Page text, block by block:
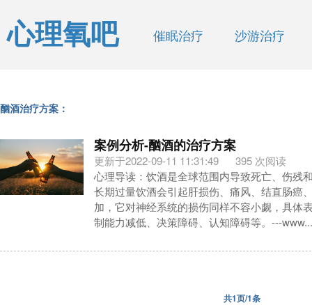
心理氧吧 催眠治疗 沙游治疗
酗酒治疗方案：
案例分析-酗酒的治疗方案
更新于2022-09-11 11:31:49
395 次阅读
心理导读：饮酒是全球范围内导致死亡、伤残
长期过量饮酒会引起肝损伤、痛风、结直肠癌
加，它对神经系统的损伤同样不容小觑，具体
制能力减低、决策障碍、认知障碍等。---
共1页/1条